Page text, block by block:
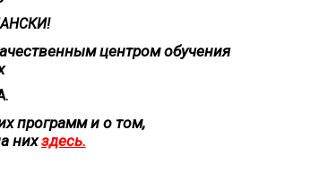
центром обучения
программ и о том,
нихздесь.